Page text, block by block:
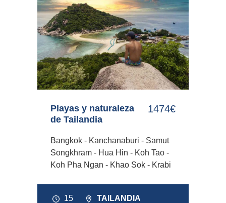
Playas y naturaleza
de Tailandia
1474€
Bangkok - Kanchanaburi - Samut
Songkhram - Hua Hin - Koh Tao -
Koh Pha Ngan - Khao Sok - Krabi
15 TAILANDIA